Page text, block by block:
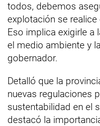
todos, debemos
explotación se
Eso implica exigirle a
el medio ambiente y
gobernador.
Detalló que la
nuevas regulaciones
sustentabilidad en el
destacó la